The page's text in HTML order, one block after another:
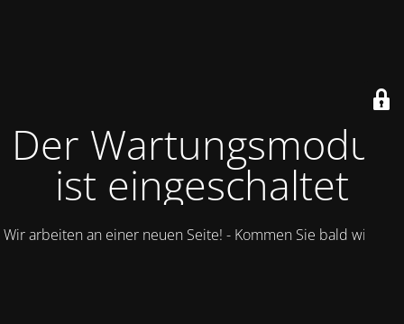
Der Wartungsmodus
ist eingeschaltet
Wir arbeiten an einer neuen Seite! - Kommen Sie bald wieder.